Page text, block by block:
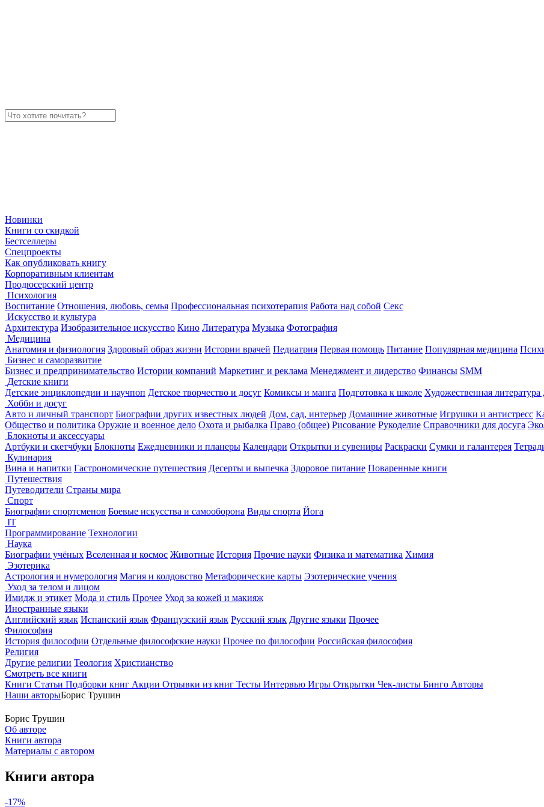
Новинки
Книги со скидкой
Бестселлеры
Спецпроекты
Как опубликовать книгу
Корпоративным клиентам
Продюсерский центр
Психология
Воспитание Отношения, любовь, семья Профессиональная психотерапия Работа над собой Секс
Искусство и культура
Архитектура Изобразительное искусство Кино Литература Музыка Фотография
Медицина
Анатомия и физиология Здоровый образ жизни Истории врачей Педиатрия Первая помощь Питание Популярная медицина
Бизнес и саморазвитие
Бизнес и предпринимательство Истории компаний Маркетинг и реклама Менеджмент и лидерство Финансы SMM
Детские книги
Детские энциклопедии и научпоп Детское творчество и досуг Комиксы и манга Подготовка к школе Художественная литература
Хобби и досуг
Авто и личный транспорт Биографии других известных людей Дом, сад, интерьер Домашние животные Игрушки и антистресс
Общество и политика Оружие и военное дело Охота и рыбалка Право (общее) Рисование Рукоделие Справочники для досуга
Блокноты и аксессуары
Артбуки и скетчбуки Блокноты Ежедневники и планеры Календари Открытки и сувениры Раскраски Сумки и галантерея
Кулинария
Вина и напитки Гастрономические путешествия Десерты и выпечка Здоровое питание Поваренные книги
Путешествия
Путеводители Страны мира
Спорт
Биографии спортсменов Боевые искусства и самооборона Виды спорта Йога
IT
Программирование Технологии
Наука
Биографии учёных Вселенная и космос Животные История Прочие науки Физика и математика Химия
Эзотерика
Астрология и нумерология Магия и колдовство Метафорические карты Эзотерические учения
Уход за телом и лицом
Имидж и этикет Мода и стиль Прочее Уход за кожей и макияж
Иностранные языки
Английский язык Испанский язык Французский язык Русский язык Другие языки Прочее
Философия
История философии Отдельные философские науки Прочее по философии Российская философия
Религия
Другие религии Теология Христианство
Смотреть все книги
Книги Статьи Подборки книг Акции Отрывки из книг Тесты Интервью Игры Открытки Чек-листы Бинго Авторы
Наши авторыБорис Трушин
Борис Трушин
Об авторе
Книги автора
Материалы с автором
Книги автора
-17%